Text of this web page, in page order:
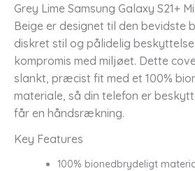
Grey Lime Samsung Galaxy S21+
Beige er designet til den bevidste
diskret stil og pålidelig
kompromis med miljøet. Dette
slankt, præcist fit med et 100%
materiale, så din telefon er
får en håndsrækning.
Key Features
100% bionedbrydeligt